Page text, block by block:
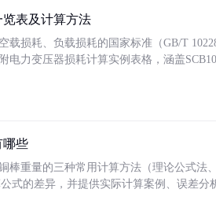
表及计算方法
载损耗、负载损耗的国家标准（GB/T
电力变压器损耗计算实例表格，涵盖
哪些
棒重量的三种常用计算方法（理论公式法
公式的差异，并提供实际计算案例、误差